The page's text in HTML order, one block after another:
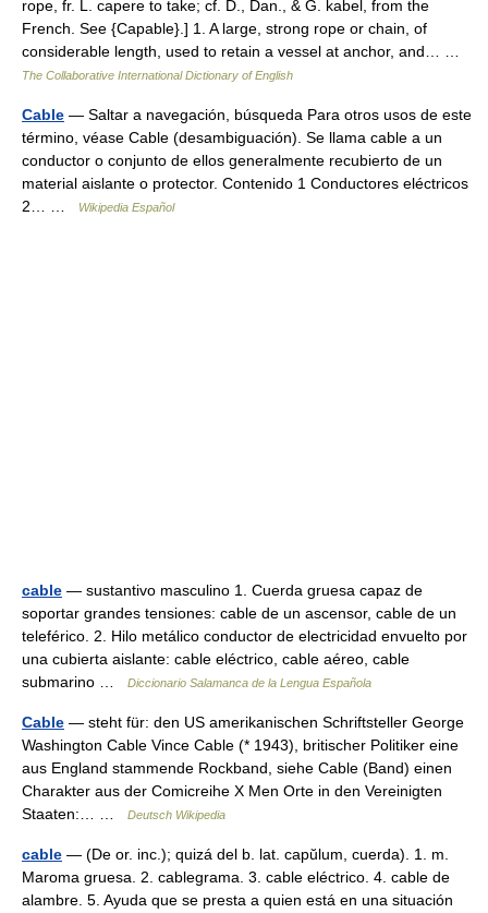
rope, fr. L. capere to take; cf. D., Dan., & G. kabel, from the
French. See {Capable}.] 1. A large, strong rope or chain, of
considerable length, used to retain a vessel at anchor, and… …
The Collaborative International Dictionary of English
Cable — Saltar a navegación, búsqueda Para otros usos de este
término, véase Cable (desambiguación). Se llama cable a un
conductor o conjunto de ellos generalmente recubierto de un
material aislante o protector. Contenido 1 Conductores eléctricos
2… …
Wikipedia Español
cable — sustantivo masculino 1. Cuerda gruesa capaz de
soportar grandes tensiones: cable de un ascensor, cable de un
teleférico. 2. Hilo metálico conductor de electricidad envuelto por
una cubierta aislante: cable eléctrico, cable aéreo, cable
submarino …
Diccionario Salamanca de la Lengua Española
Cable — steht für: den US amerikanischen Schriftsteller George
Washington Cable Vince Cable (* 1943), britischer Politiker eine
aus England stammende Rockband, siehe Cable (Band) einen
Charakter aus der Comicreihe X Men Orte in den Vereinigten
Staaten:… …
Deutsch Wikipedia
cable — (De or. inc.); quizá del b. lat. capŭlum, cuerda). 1. m.
Maroma gruesa. 2. cablegrama. 3. cable eléctrico. 4. cable de
alambre. 5. Ayuda que se presta a quien está en una situación